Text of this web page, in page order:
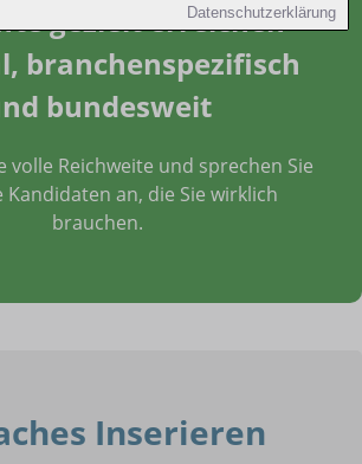
Datenschutzerklärung
gezielt erreichen –
branchenspezifisch
bundesweit
volle Reichweite und sprechen Sie
Kandidaten an, die Sie wirklich
brauchen.
Inserieren